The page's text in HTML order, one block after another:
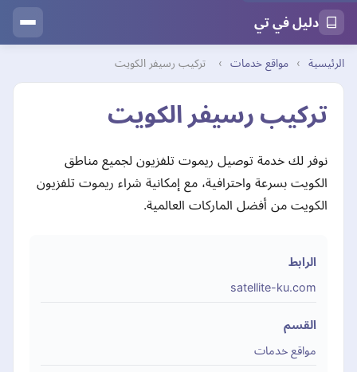
دليل في تي
الرئيسية › مواقع خدمات › تركيب رسيفر الكويت
تركيب رسيفر الكويت
نوفر لك خدمة توصيل ريموت تلفزيون لجميع مناطق
الكويت بسرعة واحترافية، مع إمكانية شراء ريموت تلفزيون
الكويت من أفضل الماركات العالمية.
الرابط
satellite-ku.com
القسم
مواقع خدمات